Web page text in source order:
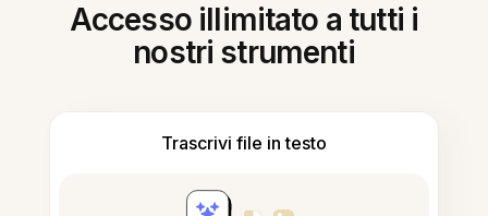
Accesso illimitato a tutti i
nostri strumenti
Trascrivi file in testo